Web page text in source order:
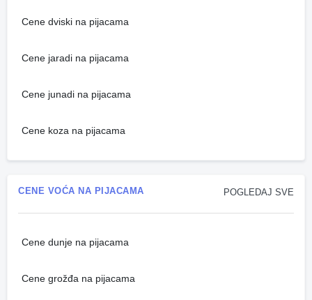
Cene dviski na pijacama
Cene jaradi na pijacama
Cene junadi na pijacama
Cene koza na pijacama
POGLEDAJ SVE
CENE VOĆA NA PIJACAMA
Cene dunje na pijacama
Cene grožđa na pijacama